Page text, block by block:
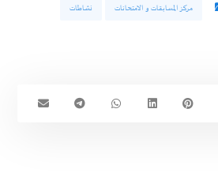
مركز المسابقات و الامتحانات نشاطات